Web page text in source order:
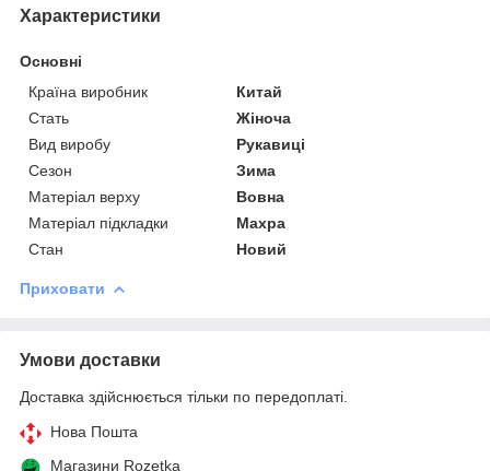
Характеристики
Основні
Країна виробник
Китай
Стать
Жіноча
Вид виробу
Рукавиці
Сезон
Зима
Матеріал верху
Вовна
Матеріал підкладки
Махра
Стан
Новий
Приховати
Умови доставки
Доставка здійснюється тільки по передоплаті.
Нова Пошта
Магазини Rozetka